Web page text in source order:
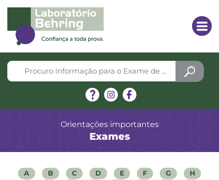
Orientações importantes
Exames
A B C D E F G
H